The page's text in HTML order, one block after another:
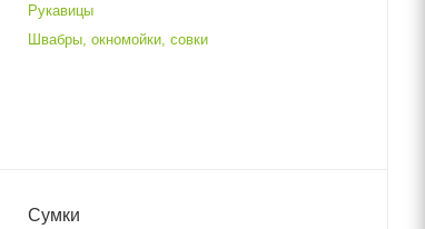
Рукавицы
Швабры, окномойки, совки
Сумки